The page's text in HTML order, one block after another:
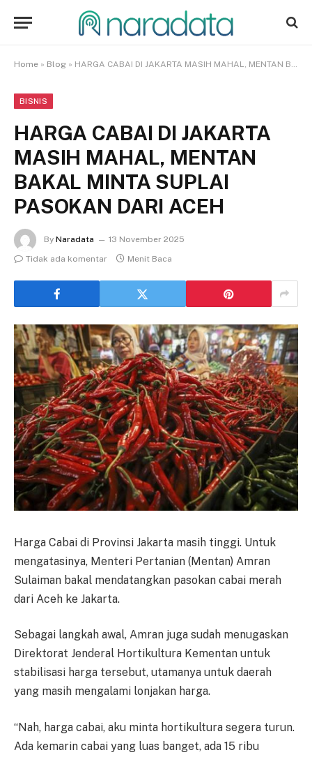
Home » Blog » HARGA CABAI DI JAKARTA MASIH MAHAL, MENTAN BAKAL MINTA SUPLAI PASOKAN DARI ACEH
BISNIS
HARGA CABAI DI JAKARTA
MASIH MAHAL, MENTAN
BAKAL MINTA SUPLAI
PASOKAN DARI ACEH
By Naradata
13 November 2025
Tidak ada komentar
Menit Baca
Harga Cabai di Provinsi Jakarta masih tinggi. Untuk
mengatasinya, Menteri Pertanian (Mentan) Amran
Sulaiman bakal mendatangkan pasokan cabai merah
dari Aceh ke Jakarta.
Sebagai langkah awal, Amran juga sudah menugaskan
Direktorat Jenderal Hortikultura Kementan untuk
stabilisasi harga tersebut, utamanya untuk daerah
yang masih mengalami lonjakan harga.
“Nah, harga cabai, aku minta hortikultura segera turun.
Ada kemarin cabai yang luas banget, ada 15 ribu